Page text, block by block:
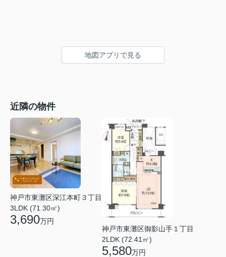
地図アプリで見る
近隣の物件
神戸市東灘区深江本町３丁目
3LDK (71.30㎡)
3,690万円
神戸市東灘区御影山手１丁目
2LDK (72.41㎡)
5,580万円